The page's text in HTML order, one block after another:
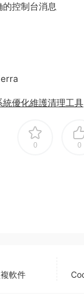
控制台消息
優化維護清理工具
0 0
軟件